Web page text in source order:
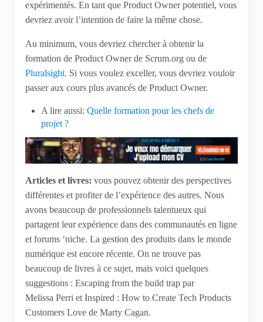
expérimentés. En tant que Product Owner potentiel, vous
devriez avoir l’intention de faire la même chose.
Au minimum, vous devriez chercher à obtenir la
formation de Product Owner de Scrum.org ou de
Pluralsight. Si vous voulez exceller, vous devriez vouloir
passer aux cours plus avancés de Product Owner.
A lire aussi:Quelle formation pour les chefs de
projet ?
Articles et livres: vous pouvez obtenir des perspectives
différentes et profiter de l’expérience des autres. Nous
avons beaucoup de professionnels talentueux qui
partagent leur expérience dans des communautés en ligne
et forums ‘niche. La gestion des produits dans le monde
numérique est encore récente. On ne trouve pas
beaucoup de livres à ce sujet, mais voici quelques
suggestions : Escaping from the build trap par
Melissa Perri et Inspired : How to Create Tech Products
Customers Love de Marty Cagan.